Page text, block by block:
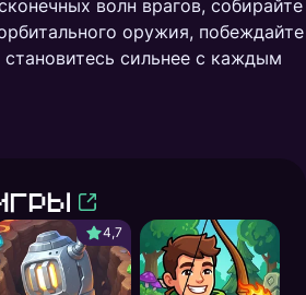
игру на другом устройстве
волн врагов, собирайте
оружия, побеждайте
сильнее с каждым
4,7